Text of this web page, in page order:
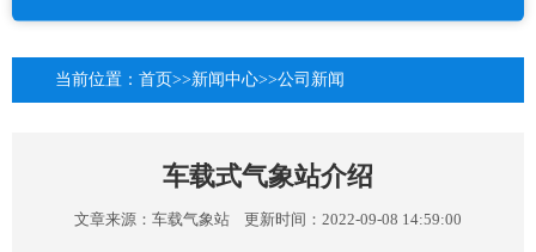
当前位置： 首页>>新闻中心>>公司新闻
车载式气象站介绍
文章来源： 车载气象站 更新时间：2022-09-08 14:59:00